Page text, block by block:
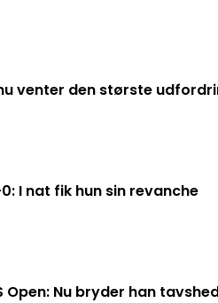
venter den største
I nat fik hun sin revanche
Open: Nu bryder han